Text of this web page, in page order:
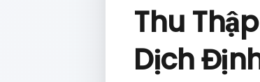
Thu
Dịch